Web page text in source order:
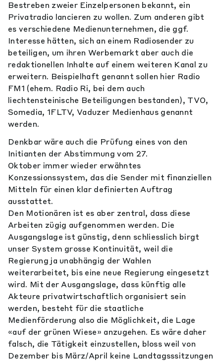
Bestreben zweier Einzelpersonen bekannt, ein
Privatradio lancieren zu wollen. Zum anderen gibt
es verschiedene Medienunternehmen, die ggf.
Interesse hätten, sich an einem Radiosender zu
beteiligen, um ihren Werbemarkt aber auch die
redaktionellen Inhalte auf einem weiteren Kanal zu
erweitern. Beispielhaft genannt sollen hier Radio
FM1 (ehem. Radio Ri, bei dem auch
liechtensteinische Beteiligungen bestanden), TVO,
Somedia, 1FLTV, Vaduzer Medienhaus genannt
werden.
Denkbar wäre auch die Prüfung eines von den
Initianten der Abstimmung vom 27.
Oktober immer wieder erwähntes
Konzessionssystem, das die Sender mit finanziellen
Mitteln für einen klar definierten Auftrag
ausstattet.
Den Motionären ist es aber zentral, dass diese
Arbeiten zügig aufgenommen werden. Die
Ausgangslage ist günstig, denn schliesslich birgt
unser System grosse Kontinuität, weil die
Regierung ja unabhängig der Wahlen
weiterarbeitet, bis eine neue Regierung eingesetzt
wird. Mit der Ausgangslage, dass künftig alle
Akteure privatwirtschaftlich organisiert sein
werden, besteht für die staatliche
Medienförderung also die Möglichkeit, die Lage
«auf der grünen Wiese» anzugehen. Es wäre daher
falsch, die Tätigkeit einzustellen, bloss weil von
Dezember bis März/April keine Landtagsssitzungen